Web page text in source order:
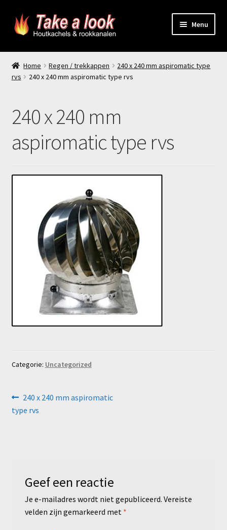
Ga
door
Ga
naar
Menu
Home
Prijsindicatie rookkanaal
Home Regen / trekkappen
240 x 240 mm aspiromatic type
rvs
240 x 240 mm aspiromatic type rvs
240 x 240 mm
aspiromatic type rvs
Categorie: Uncategorized
Bericht
navigatie
Vorig
bericht:
240 x 240 mm aspiromatic
type rvs
Geef een reactie
Je e-mailadres wordt niet gepubliceerd. Vereiste
velden zijn gemarkeerd met *